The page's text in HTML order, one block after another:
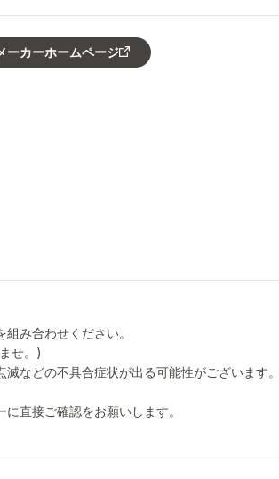
ーカーホームページ
み合わせください。
せ。)
などの不具合症状が出る可能性がございます。
直接ご確認をお願いします。